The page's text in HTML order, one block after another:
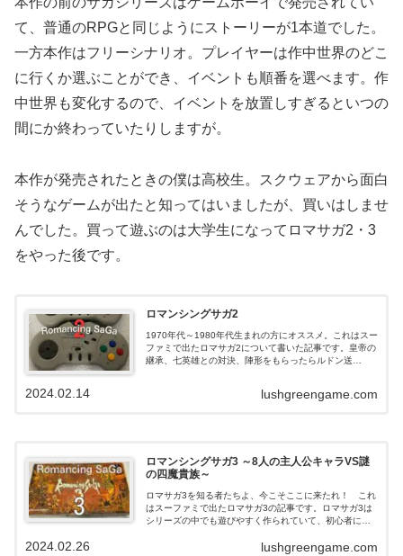
て、普通のRPGと同じようにストーリーが1本道でした。
一方本作はフリーシナリオ。プレイヤーは作中世界のどこ
に行くか選ぶことができ、イベントも順番を選べます。作
中世界も変化するので、イベントを放置しすぎるといつの
間にか終わっていたりしますが。
本作が発売されたときの僕は高校生。スクウェアから面白
そうなゲームが出たと知ってはいましたが、買いはしませ
んでした。買って遊ぶのは大学生になってロマサガ2・3
をやった後です。
ロマンシングサガ2
1970年代～1980年代生まれの方にオススメ。これはスー
ファミで出たロマサガ2について書いた記事です。皇帝の
継承、七英雄との対決、陣形をもらったらルドン送
lushgreengame.com
2024.02.14
ロマンシングサガ3 ～8人の主人公キャラVS謎
の四魔貴族～
ロマサガ3を知る者たちよ、今こそここに来たれ！ これ
はスーファミで出たロマサガ3の記事です。ロマサガ3は
シリーズの中でも遊びやすく作られていて、初心者にも
より遊びやすいリマスター版のこともここでわかりま
lushgreengame.com
2024.02.26